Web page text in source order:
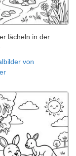
lächeln in der
von